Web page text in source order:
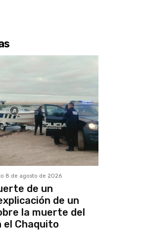
8 de agosto de 2026
de un
de un
la muerte del
Chaquito